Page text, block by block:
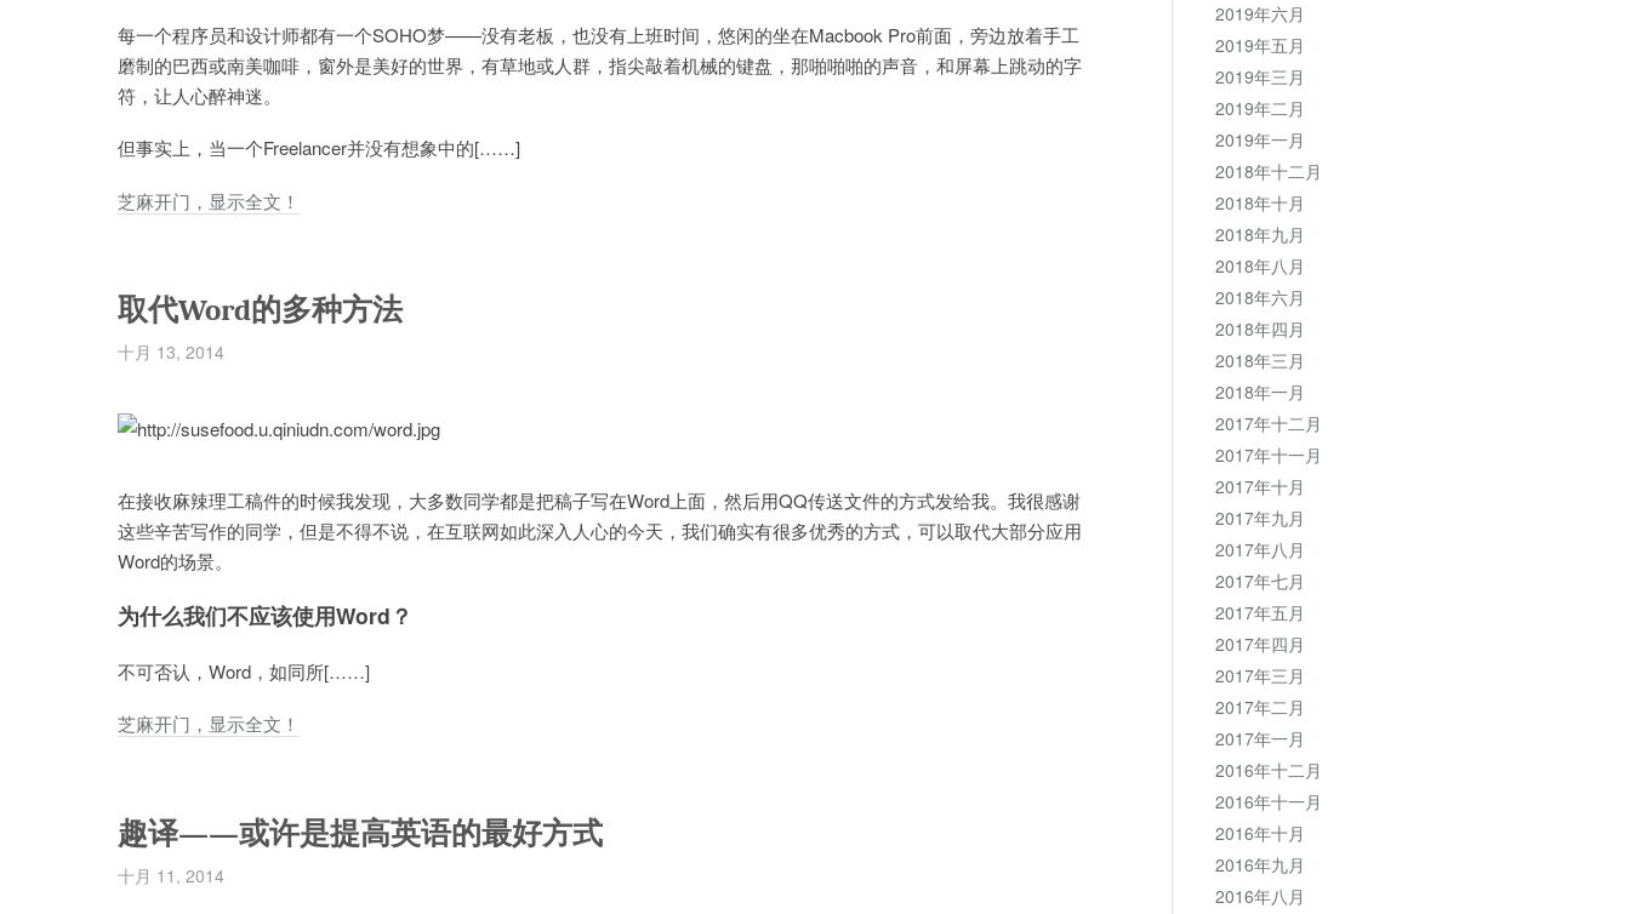
每一个程序员和设计师都有一个SOHO梦——没有老板，也没有上班时间，悠闲的坐在Macbook Pro前面，旁边放着手工
磨制的巴西或南美咖啡，窗外是美好的世界，有草地或人群，指尖敲着机械的键盘，那啪啪啪的声音，和屏幕上跳动的字
符，让人心醉神迷。
但事实上，当一个Freelancer并没有想象中的[……]
芝麻开门，显示全文！
取代Word的多种方法
十月 13, 2014
在接收麻辣理工稿件的时候我发现，大多数同学都是把稿子写在Word上面，然后用QQ传送文件的方式发给我。我很感谢
这些辛苦写作的同学，但是不得不说，在互联网如此深入人心的今天，我们确实有很多优秀的方式，可以取代大部分应用
Word的场景。
为什么我们不应该使用Word？
不可否认，Word，如同所[……]
芝麻开门，显示全文！
趣译——或许是提高英语的最好方式
十月 11, 2014
2019年六月
2019年五月
2019年三月
2019年二月
2019年一月
2018年十二月
2018年十月
2018年九月
2018年八月
2018年六月
2018年四月
2018年三月
2018年一月
2017年十二月
2017年十一月
2017年十月
2017年九月
2017年八月
2017年七月
2017年五月
2017年四月
2017年三月
2017年二月
2017年一月
2016年十二月
2016年十一月
2016年十月
2016年九月
2016年八月